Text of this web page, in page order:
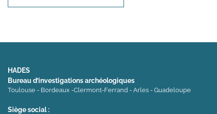
HADES
Bureau d’investigations archéologiques
Toulouse - Bordeaux -Clermont-Ferrand - Arles - Guadeloupe
Siège social :